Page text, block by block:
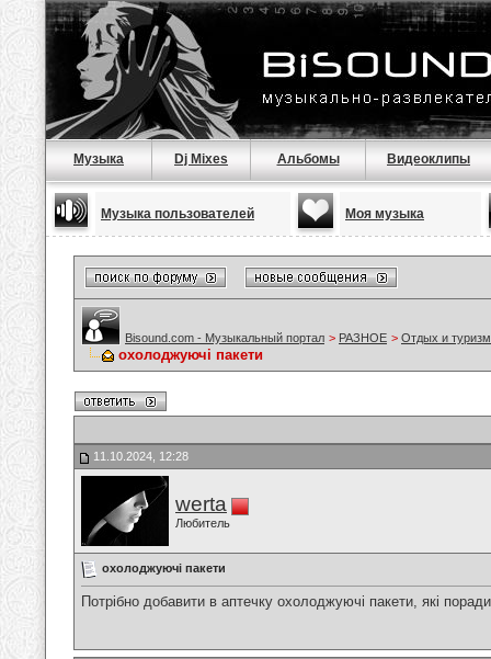
Музыка Dj Mixes Альбомы Видеоклипы
Музыка пользователей Моя музыка
Bisound.com - Музыкальный портал > РАЗНОЕ > Отдых и туризм
охолоджуючі пакети
11.10.2024, 12:28
werta
Любитель
охолоджуючі пакети
Потрібно добавити в аптечку охолоджуючі пакети, які